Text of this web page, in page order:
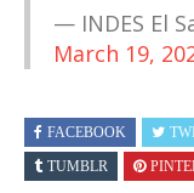
— INDES El
March 19,
FACEBOOK
TUMBLR